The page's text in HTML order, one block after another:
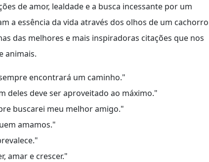
de amor, lealdade e a busca incessante por um
a essência da vida através dos olhos de um cachorro
das melhores e mais inspiradoras citações que nos
animais.
encontrará um caminho."
deles deve ser aproveitado ao máximo."
buscarei meu melhor amigo."
amamos."
amar e crescer."